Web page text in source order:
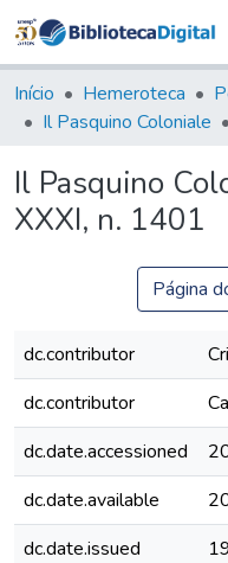
Início Hemeroteca
Il Pasquino Coloniale
Il Pasquino
XXXI, n. 1401
Página
dc.contributor
dc.contributor
dc.date.accessioned
dc.date.available
dc.date.issued